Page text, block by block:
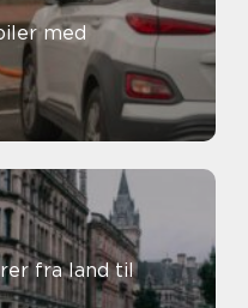
med
fra land til